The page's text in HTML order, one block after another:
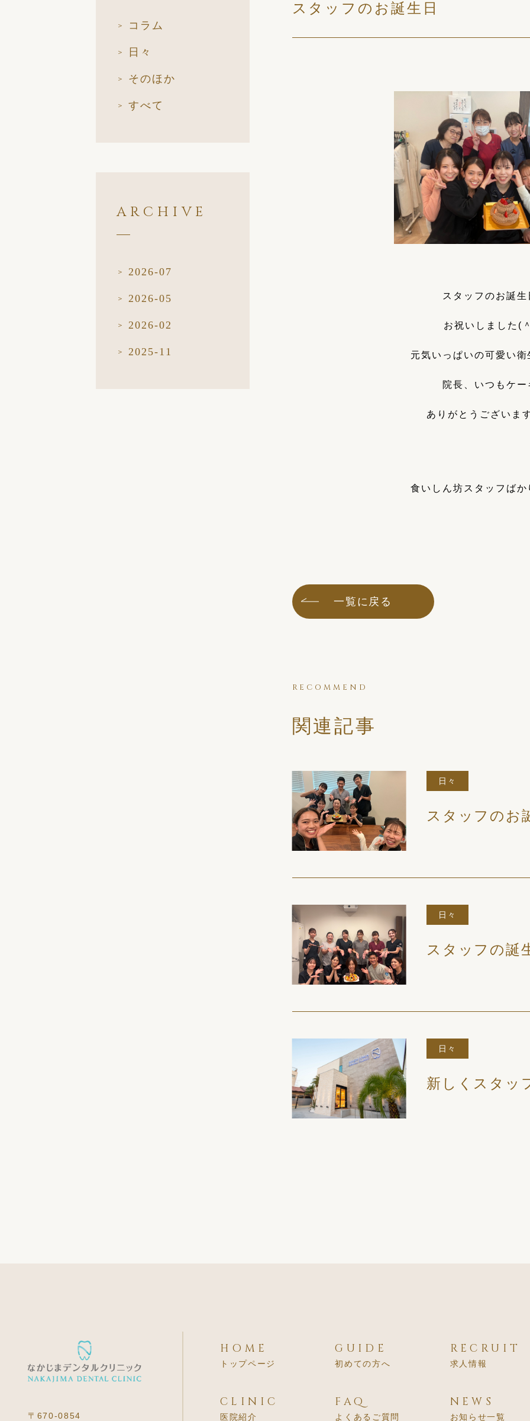
スタッフのお誕生日
スタッフのお誕生
お祝いしました(
元気いっぱいの可愛い
院長、いつもケー
ありがとうございま
食いしん坊スタッフば
一覧に戻る
RECOMMEND
関連記事
日々
スタッフのお
日々
スタッフの誕
日々
新しくスタッ
コラム
日々
そのほか
すべて
ARCHIVE
2026-07
2026-05
2026-02
2025-11
〒670-0854
HOME
トップページ
CLINIC
医院紹介
GUIDE
初めての方へ
FAQ
よくあるご質問
RECRUIT
求人情報
NEWS
お知らせ一覧